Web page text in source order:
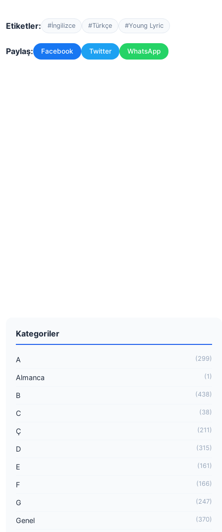
Etiketler: #İngilizce #Türkçe #Young Lyric
Paylaş: Facebook Twitter WhatsApp
Kategoriler
A (299)
Almanca (1)
B (438)
C (38)
Ç (211)
D (315)
E (161)
F (166)
G (247)
Genel (370)